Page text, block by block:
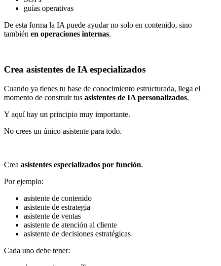
guías operativas
De esta forma la IA puede ayudar no solo en contenido, sino
también en operaciones internas.
Crea asistentes de IA especializados
Cuando ya tienes tu base de conocimiento estructurada, llega el
momento de construir tus asistentes de IA personalizados.
Y aquí hay un principio muy importante.
No crees un único asistente para todo.
Crea asistentes especializados por función.
Por ejemplo:
asistente de contenido
asistente de estrategia
asistente de ventas
asistente de atención al cliente
asistente de decisiones estratégicas
Cada uno debe tener: